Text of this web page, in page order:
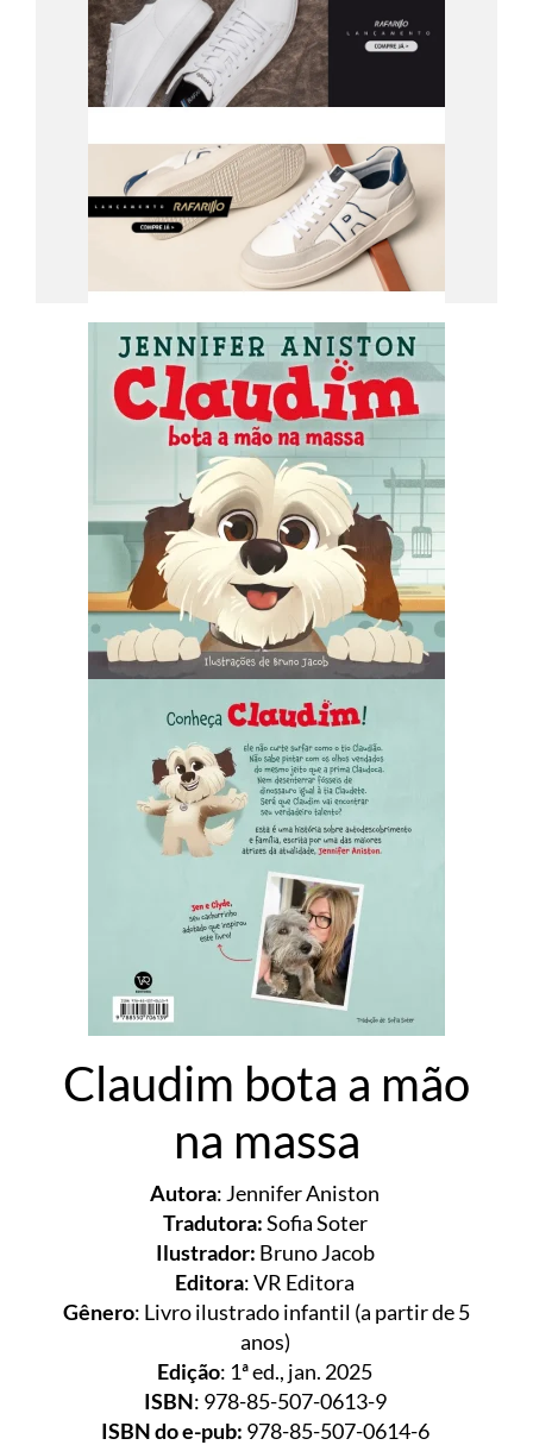
Claudim bota a mão
na massa
Autora: Jennifer Aniston
Tradutora:Sofia Soter
Ilustrador: Bruno Jacob
Editora: VR Editora
Gênero: Livro ilustrado infantil (a partir de 5
anos)
Edição: 1ª ed., jan. 2025
ISBN: 978-85-507-0613-9
ISBN do e-pub: 978-85-507-0614-6